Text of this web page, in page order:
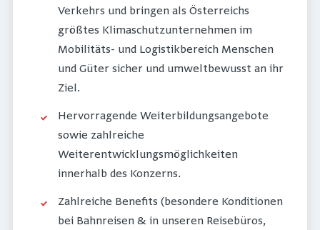
Verkehrs und bringen als Österreichs
größtes Klimaschutzunternehmen im
Mobilitäts- und Logistikbereich Menschen
und Güter sicher und umweltbewusst an ihr
Ziel.
Hervorragende Weiterbildungsangebote
sowie zahlreiche
Weiterentwicklungsmöglichkeiten
innerhalb des Konzerns.
Zahlreiche Benefits (besondere Konditionen
bei Bahnreisen & in unseren Reisebüros,